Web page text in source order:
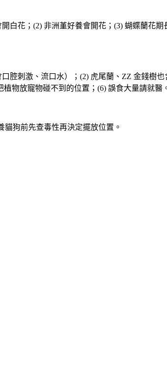
白花；(2) 非洲堇好養會開花；(3) 蝴蝶蘭花
腔刺激、流口水）；(2) 虎尾蘭、ZZ 金錢樹
物放寵物碰不到的位置；(6) 誤食大量請就醫
狗前先查毒性再決定擺放位置。